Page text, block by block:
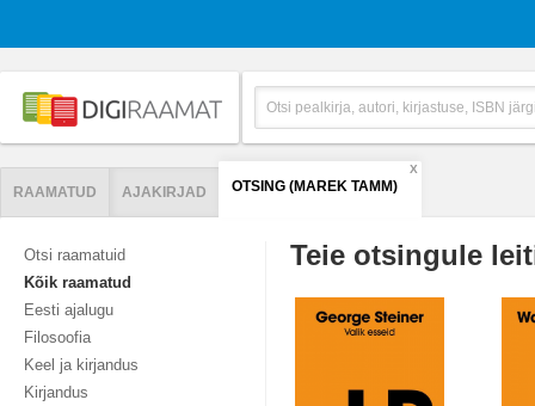
RAAMATUD AJAKIRJAD OTSING (MAREK TAMM)
X
Otsi raamatuid
Kõik raamatud
Eesti ajalugu
Filosoofia
Keel ja kirjandus
Kirjandus
Teie otsingule